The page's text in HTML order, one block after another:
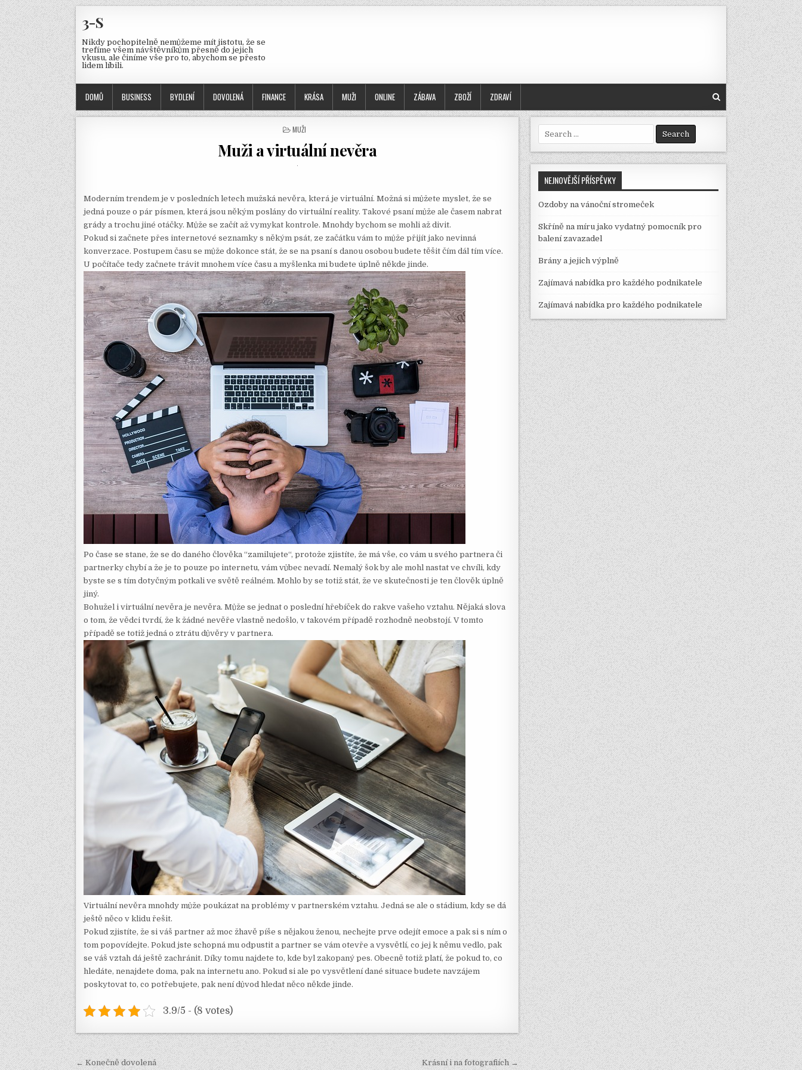
3-S
Nikdy pochopitelně nemůžeme mít jistotu, že se
trefíme všem návštěvníkům přesně do jejich
vkusu, ale činíme vše pro to, abychom se přesto
lidem líbili.
DOMŮ BUSINESS BYDLENÍ DOVOLENÁ FINANCE KRÁSA MUŽI ONLINE ZÁBAVA ZBOŽÍ ZDRAVÍ
POSTED
MUŽI
Muži a virtuální nevěra
Moderním trendem je v posledních letech mužská nevěra, která je virtuální. Možná si můžete myslet, že se
jedná pouze o pár písmen, která jsou někým poslány do virtuální reality. Takové psaní může ale časem nabrat
grády a trochu jiné otáčky. Může se začít až vymykat kontrole. Mnohdy bychom se mohli až divit.
Pokud si začnete přes internetové seznamky s někým psát, ze začátku vám to může přijít jako nevinná
konverzace. Postupem času se může dokonce stát, že se na psaní s danou osobou budete těšit čím dál tím více.
U počítače tedy začnete trávit mnohem více času a myšlenka mi budete úplně někde jinde.
Po čase se stane, že se do daného člověka ‘‘zamilujete‘‘, protože zjistíte, že má vše, co vám u svého partnera či
partnerky chybí a že je to pouze po internetu, vám vůbec nevadí. Nemalý šok by ale mohl nastat ve chvíli, kdy
byste se s tím dotyčným potkali ve světě reálném. Mohlo by se totiž stát, že ve skutečnosti je ten člověk úplně
jiný.
Bohužel i virtuální nevěra je nevěra. Může se jednat o poslední hřebíček do rakve vašeho vztahu. Nějaká slova
o tom, že vědci tvrdí, že k žádné nevěře vlastně nedošlo, v takovém případě rozhodně neobstojí. V tomto
případě se totiž jedná o ztrátu důvěry v partnera.
Virtuální nevěra mnohdy může poukázat na problémy v partnerském vztahu. Jedná se ale o stádium, kdy se dá
ještě něco v klidu řešit.
Pokud zjistíte, že si váš partner až moc žhavě píše s nějakou ženou, nechejte prve odejít emoce a pak si s ním o
tom popovídejte. Pokud jste schopná mu odpustit a partner se vám otevře a vysvětlí, co jej k němu vedlo, pak
se váš vztah dá ještě zachránit. Díky tomu najdete to, kde byl zakopaný pes. Obecně totiž platí, že pokud to, co
hledáte, nenajdete doma, pak na internetu ano. Pokud si ale po vysvětlení dané situace budete navzájem
poskytovat to, co potřebujete, pak není důvod hledat něco někde jinde.
3.9/5 - (8 votes)
Navigace
← Konečně dovolená Krásní i na fotografiích →
Search
for:
NEJNOVĚJŠÍ PŘÍSPĚVKY
Ozdoby na vánoční stromeček
Skříně na míru jako vydatný pomocník pro
balení zavazadel
Brány a jejich výplně
Zajímavá nabídka pro každého podnikatele
Zajímavá nabídka pro každého podnikatele